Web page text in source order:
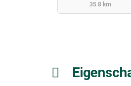
35.8 km